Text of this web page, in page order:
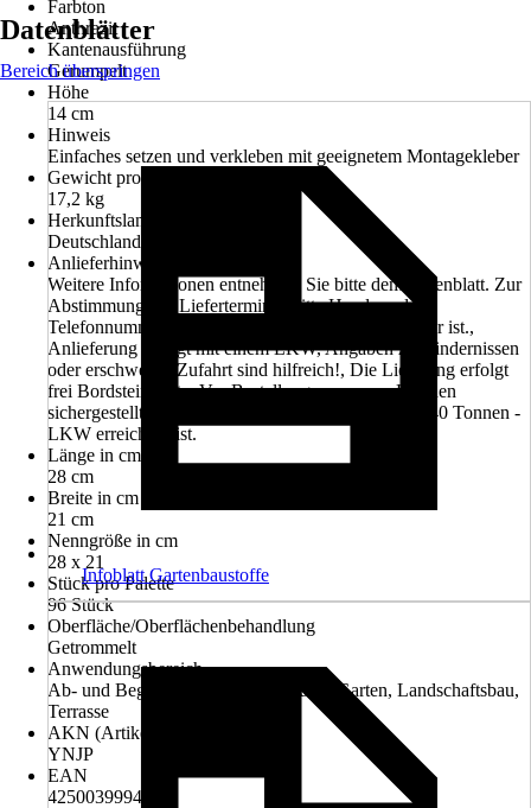
Farbton
Anthrazit
Kantenausführung
Gerumpelt
Höhe
14 cm
Hinweis
Einfaches setzen und verkleben mit geeignetem Montagekleber
Gewicht pro Stück
17,2 kg
Herkunftsland
Deutschland
Anlieferhinweis
Weitere Informationen entnehmen Sie bitte dem Datenblatt. Zur
Abstimmung des Liefertermines bitte Handy- oder
Telefonnummer angeben, welche tagsüber erreichbar ist.,
Anlieferung erfolgt mit einem LKW, Angaben zu Hindernissen
oder erschwerter Zufahrt sind hilfreich!, Die Lieferung erfolgt
frei Bordsteinkante, Vor Bestellung muss vom Kunden
sichergestellt sein, dass die Entladestelle mit einem 40 Tonnen -
LKW erreichbar ist.
Länge in cm
28 cm
Breite in cm
21 cm
Nenngröße in cm
28 x 21
Stück pro Palette
96 Stück
Oberfläche/Oberflächenbehandlung
Getrommelt
Anwendungsbereich
Ab- und Begrenzung und Einfassung, Garten, Landschaftsbau,
Terrasse
AKN (Artikelkurznummer)
YNJP
EAN
4250039994962
Datenblätter
Bereich überspringen
Infoblatt Gartenbaustoffe